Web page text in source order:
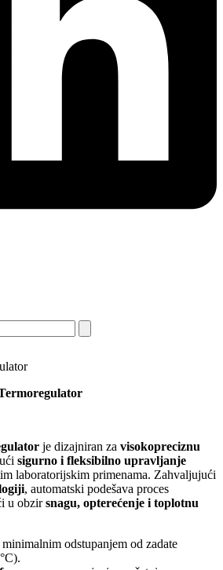
je dizajniran za visokopreciznu
sigurno i fleksibilno upravljanje
laboratorijskim primenama. Zahvaljujući
, automatski podešava proces
u obzirsnagu, opterećenje i toplotnu
minimalnim odstupanjem od zadate